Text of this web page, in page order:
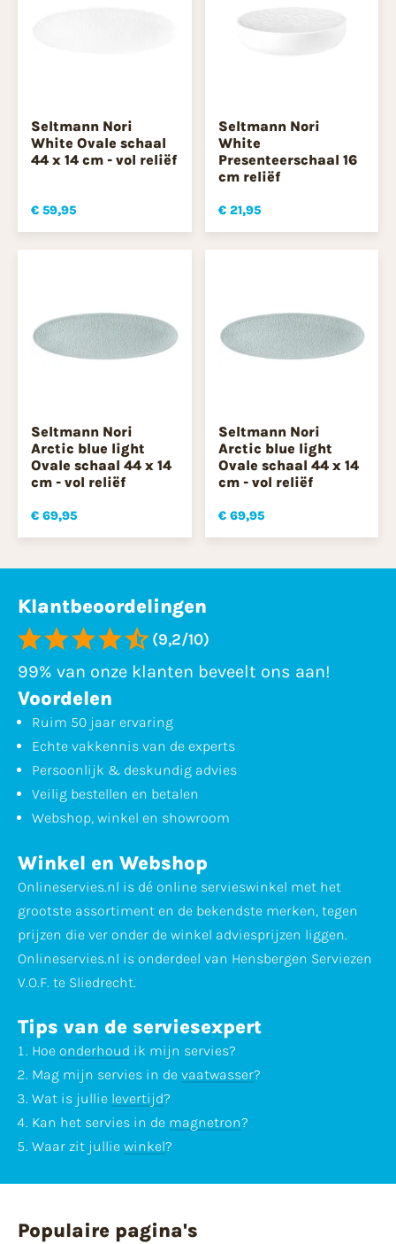
Seltmann Nori
White Ovale schaal
44 x 14 cm - vol reliëf
€ 59,95
Seltmann Nori
White
Presenteerschaal 16
cm reliëf
€ 21,95
Seltmann Nori
Arctic blue light
Ovale schaal 44 x 14
cm - vol reliëf
€ 69,95
Seltmann Nori
Arctic blue light
Ovale schaal 44 x 14
cm - vol reliëf
€ 69,95
Klantbeoordelingen
(9,2/10)
99% van onze klanten beveelt ons aan!
Voordelen
Ruim 50 jaar ervaring
Echte vakkennis van de experts
Persoonlijk & deskundig advies
Veilig bestellen en betalen
Webshop, winkel en showroom
Winkel en Webshop
Onlineservies.nl is dé online servieswinkel met het
grootste assortiment en de bekendste merken, tegen
prijzen die ver onder de winkel adviesprijzen liggen.
Onlineservies.nl is onderdeel van Hensbergen Serviezen
V.O.F. te Sliedrecht.
Tips van de serviesexpert
Hoe onderhoud ik mijn servies?
Mag mijn servies in de vaatwasser?
Wat is jullie levertijd?
Kan het servies in de magnetron?
Waar zit jullie winkel?
Populaire pagina's